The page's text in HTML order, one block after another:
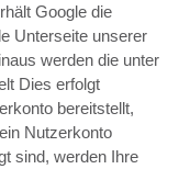
Google die
Unterseite unserer
werden die unter
Dies erfolgt
bereitstellt,
Nutzerkonto
sind, werden Ihre